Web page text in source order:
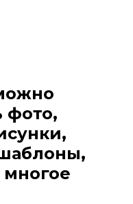
фото,
многое